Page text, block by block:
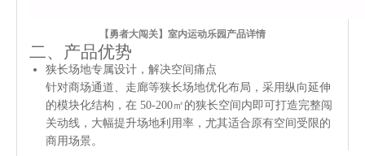
【勇者大闯关】室内运动乐园产品详情
二、产品优势
狭长场地专属设计，解决空间痛点
针对商场通道、走廊等狭长场地优化布局，采用纵向延伸
的模块化结构，在 50-200㎡的狭长空间内即可打造完整闯
关动线，大幅提升场地利用率，尤其适合原有空间受限的
商用场景。